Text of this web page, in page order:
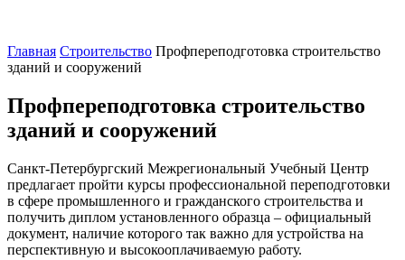
Главная Строительство Профпереподготовка строительство
зданий и сооружений
Профпереподготовка строительство
зданий и сооружений
Санкт-Петербургский Межрегиональный Учебный Центр
предлагает пройти курсы профессиональной переподготовки
в сфере промышленного и гражданского строительства и
получить диплом установленного образца – официальный
документ, наличие которого так важно для устройства на
перспективную и высокооплачиваемую работу.